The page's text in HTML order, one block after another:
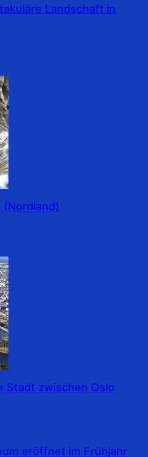
Landschaft in
(Nordland)
Stadt zwischen Oslo
eröffnet im Frühjahr